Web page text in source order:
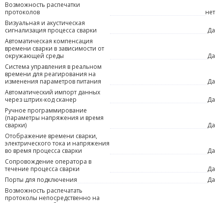
Возможность распечатки
протоколов
нет
Визуальная и акустическая
сигнализация процесса сварки
Да
Автоматическая компенсация
времени сварки в зависимости от
окружающей среды
Да
Система управления в реальном
времени для реагирования на
изменения параметров питания
Да
Автоматический импорт данных
через штрих-код сканер
Да
Ручное программирование
(параметры напряжения и время
сварки)
Да
Отображение времени сварки,
электрического тока и напряжения
во время процесса сварки
Да
Сопровождение оператора в
течение процесса сварки
Да
Порты для подключения
Да
Возможность распечатать
протоколы непосредственно на